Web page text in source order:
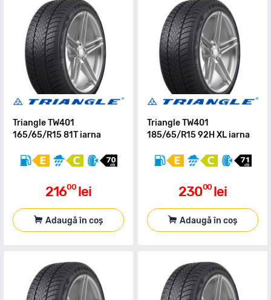
Triangle TW401
165/65/R15 81T iarna
21600 lei
Adaugă în coș
Triangle TW401
185/65/R15 92H XL iarna
23000 lei
Adaugă în coș